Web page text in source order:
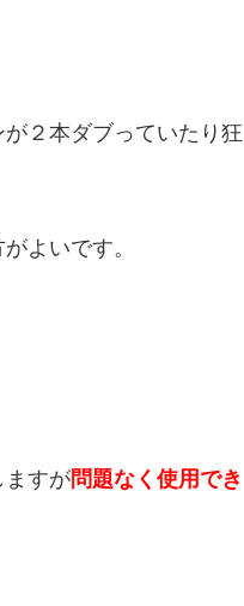
２本ダブっていたり狂
よいです。
ますが問題なく使用でき